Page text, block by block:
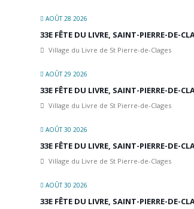
AOÛT 28 2026
33E FÊTE DU LIVRE, SAINT-PIERRE-DE-
Village du Livre de St Pierre-de-Clages
AOÛT 29 2026
33E FÊTE DU LIVRE, SAINT-PIERRE-DE-
Village du Livre de St Pierre-de-Clages
AOÛT 30 2026
33E FÊTE DU LIVRE, SAINT-PIERRE-DE-
Village du Livre de St Pierre-de-Clages
AOÛT 30 2026
33E FÊTE DU LIVRE, SAINT-PIERRE-DE-